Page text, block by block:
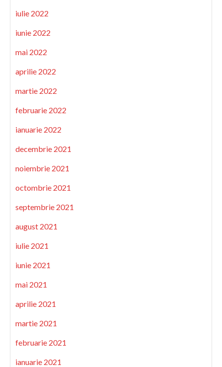
iulie 2022
iunie 2022
mai 2022
aprilie 2022
martie 2022
februarie 2022
ianuarie 2022
decembrie 2021
noiembrie 2021
octombrie 2021
septembrie 2021
august 2021
iulie 2021
iunie 2021
mai 2021
aprilie 2021
martie 2021
februarie 2021
ianuarie 2021